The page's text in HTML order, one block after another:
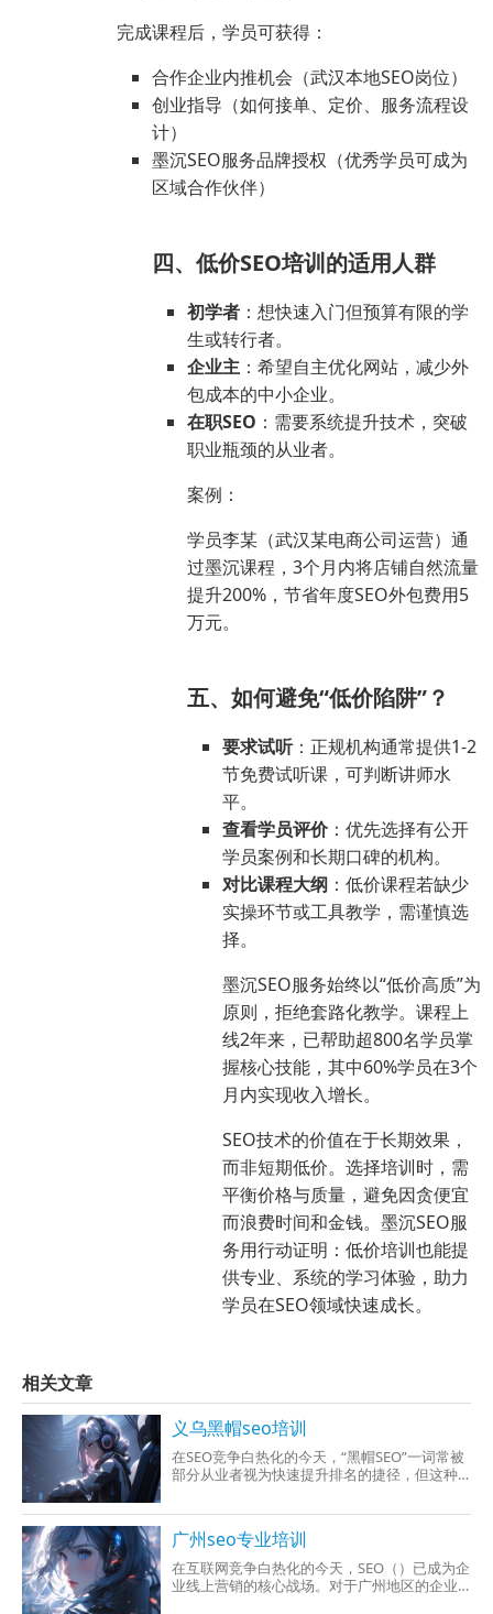
完成课程后，学员可获得：
合作企业内推机会（武汉本地SEO岗位）
创业指导（如何接单、定价、服务流程设
计）
墨沉SEO服务品牌授权（优秀学员可成为
区域合作伙伴）
四、低价SEO培训的适用人群
初学者 ：想快速入门但预算有限的学
生或转行者。
企业主 ：希望自主优化网站，减少外
包成本的中小企业。
在职SEO ：需要系统提升技术，突破
职业瓶颈的从业者。
案例：
学员李某（武汉某电商公司运营）通
过墨沉课程，3个月内将店铺自然流量
提升200%，节省年度SEO外包费用5
万元。
五、如何避免“低价陷阱”？
要求试听：正规机构通常提供1-2
节免费试听课，可判断讲师水
平。
查看学员评价：优先选择有公开
学员案例和长期口碑的机构。
对比课程大纲 ：低价课程若缺少
实操环节或工具教学，需谨慎选
择。
墨沉SEO服务始终以“低价高质”为
原则，拒绝套路化教学。课程上
线2年来，已帮助超800名学员掌
握核心技能，其中60%学员在3个
月内实现收入增长。
SEO技术的价值在于长期效果，
而非短期低价。选择培训时，需
平衡价格与质量，避免因贪便宜
而浪费时间和金钱。墨沉SEO服
务用行动证明：低价培训也能提
供专业、系统的学习体验，助力
学员在SEO领域快速成长。
相关文章
义乌黑帽seo培训
在SEO竞争白热化的今天，“黑帽SEO”一词常被
部分从业者视为快速提升排名的捷径，但这种
更
广州seo专业培训
在互联网竞争白热化的今天，SEO（）已成为企
业线上营销的核心战场。对于广州地区的企业